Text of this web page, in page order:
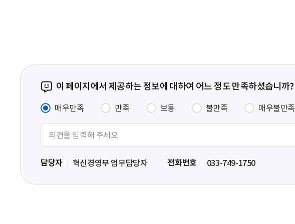
이 페이지에서 제공하는 정보에 대하여 어느 정도 만족하셨습니까?
매우만족 만족 보통 불만족 매우불만족
력
담당자 혁신경영부 업무담당자 전화번호 033-749-1750